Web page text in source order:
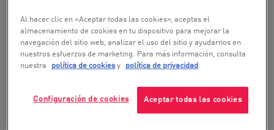
Al hacer clic en «Aceptar todas las cookies», aceptas el
almacenamiento de cookies en tu dispositivo para mejorar la
navegación del sitio web, analizar el uso del sitio y ayudarnos en
nuestros esfuerzos de marketing. Para más información, consulta
nuestra
política de cookiesy política de privacidad.
Aceptar todas las cookies
Configuración de cookies